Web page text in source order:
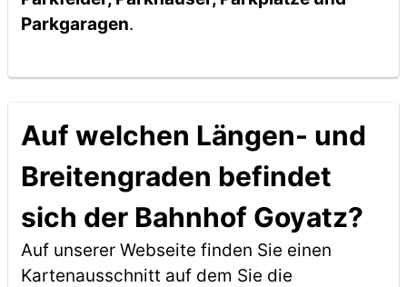
Parkgaragen.
Auf welchen Längen- und
Breitengraden befindet
sich der Bahnhof Goyatz?
Auf unserer Webseite finden Sie einen
Kartenausschnitt auf dem Sie die